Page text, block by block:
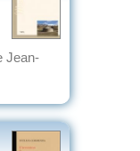
Jean-